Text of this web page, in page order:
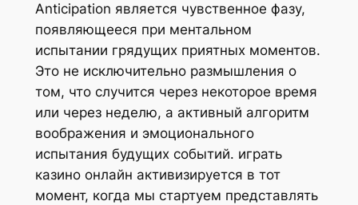
Anticipation является чувственное фазу,
появляющееся при ментальном
испытании грядущих приятных моментов.
Это не исключительно размышления о
том, что случится через некоторое время
или через неделю, а активный алгоритм
воображения и эмоционального
испытания будущих событий. играть
казино онлайн активизируется в тот
момент, когда мы стартуем представлять